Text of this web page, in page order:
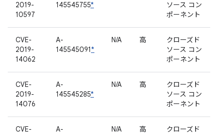
2019-
10597
145545755*
ソース コン
ポーネント
CVE-
2019-
14062
A-
145545091*
N/A 高
クローズド
ソース コン
ポーネント
CVE-
2019-
14076
A-
145545285*
N/A 高
クローズド
ソース コン
ポーネント
CVE-
A-
N/A 高
クローズド